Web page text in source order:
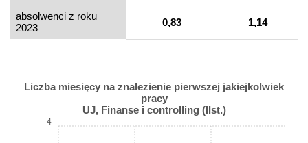
absolwenci z roku
2023
0,83 1,14
Liczba miesięcy na znalezienie pierwszej jakiejkolwiek
pracy
UJ, Finanse i controlling (IIst.)
4